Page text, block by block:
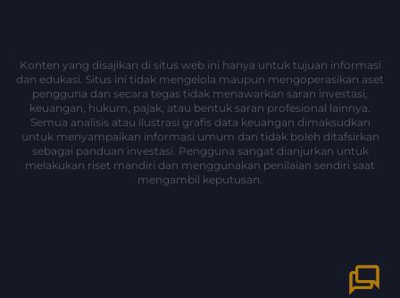
Konten yang disajikan di situs web ini hanya untuk tujuan informasi
dan edukasi. Situs ini tidak mengelola maupun mengoperasikan aset
pengguna dan secara tegas tidak menawarkan saran investasi,
keuangan, hukum, pajak, atau bentuk saran profesional lainnya.
Semua analisis atau ilustrasi grafis data keuangan dimaksudkan
untuk menyampaikan informasi umum dan tidak boleh ditafsirkan
sebagai panduan investasi. Pengguna sangat dianjurkan untuk
melakukan riset mandiri dan menggunakan penilaian sendiri saat
mengambil keputusan.